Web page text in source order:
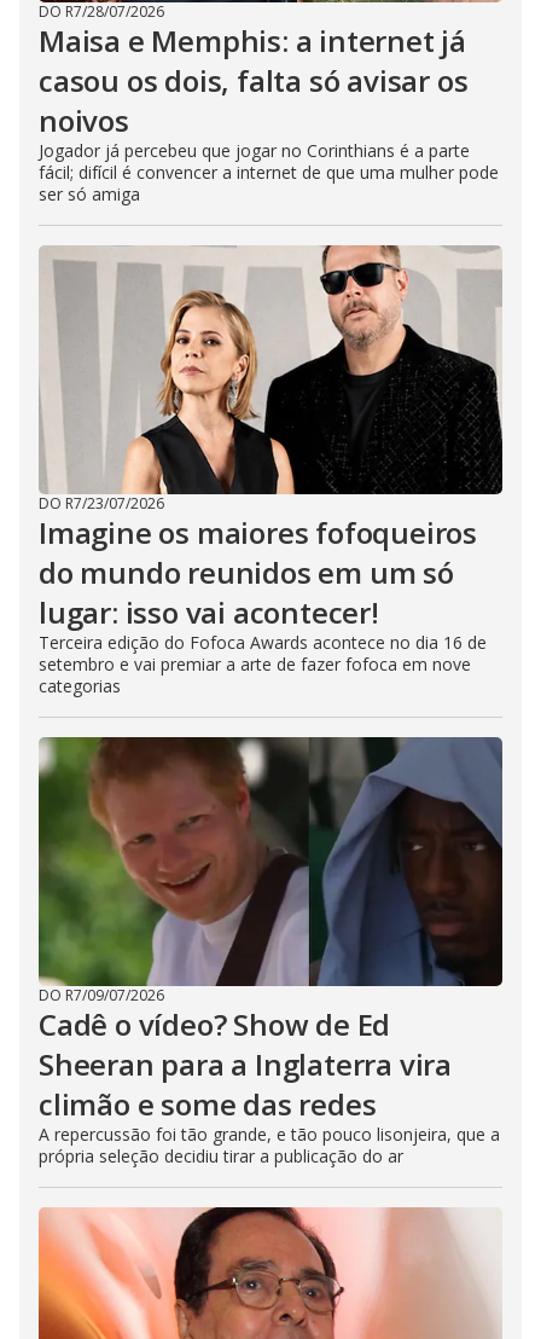
DO R7/28/07/2026
Maisa e Memphis: a internet já
casou os dois, falta só avisar os
noivos
Jogador já percebeu que jogar no Corinthians é a parte
fácil; difícil é convencer a internet de que uma mulher pode
ser só amiga
DO R7/23/07/2026
Imagine os maiores fofoqueiros
do mundo reunidos em um só
lugar: isso vai acontecer!
Terceira edição do Fofoca Awards acontece no dia 16 de
setembro e vai premiar a arte de fazer fofoca em nove
categorias
DO R7/09/07/2026
Cadê o vídeo? Show de Ed
Sheeran para a Inglaterra vira
climão e some das redes
A repercussão foi tão grande, e tão pouco lisonjeira, que a
própria seleção decidiu tirar a publicação do ar